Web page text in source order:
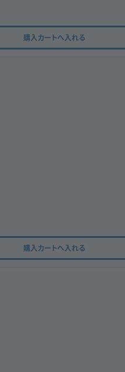
購入カートへ入れる
購入カートへ入れる